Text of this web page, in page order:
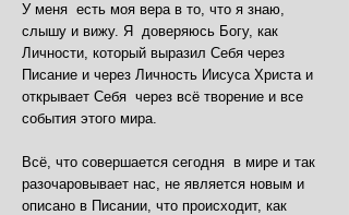
У меня есть моя вера в то, что я знаю,
слышу и вижу. Я доверяюсь Богу, как
Личности, который выразил Себя через
Писание и через Личность Иисуса Христа и
открывает Себя через всё творение и все
события этого мира.
Всё, что совершается сегодня в мире и так
разочаровывает нас, не является новым и
описано в Писании, что происходит, как